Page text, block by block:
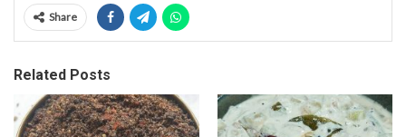
Share
Related Posts